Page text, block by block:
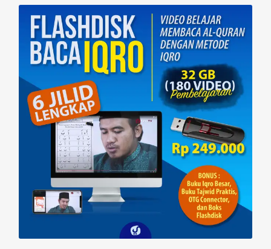
s
h
a
r
e
o
n
T
w
t
e
r
(
O
e
w
w
i
s
h
a
r
e
o
n
F
a
e
b
o
o
k
(
n
s
i
n
n
e
w